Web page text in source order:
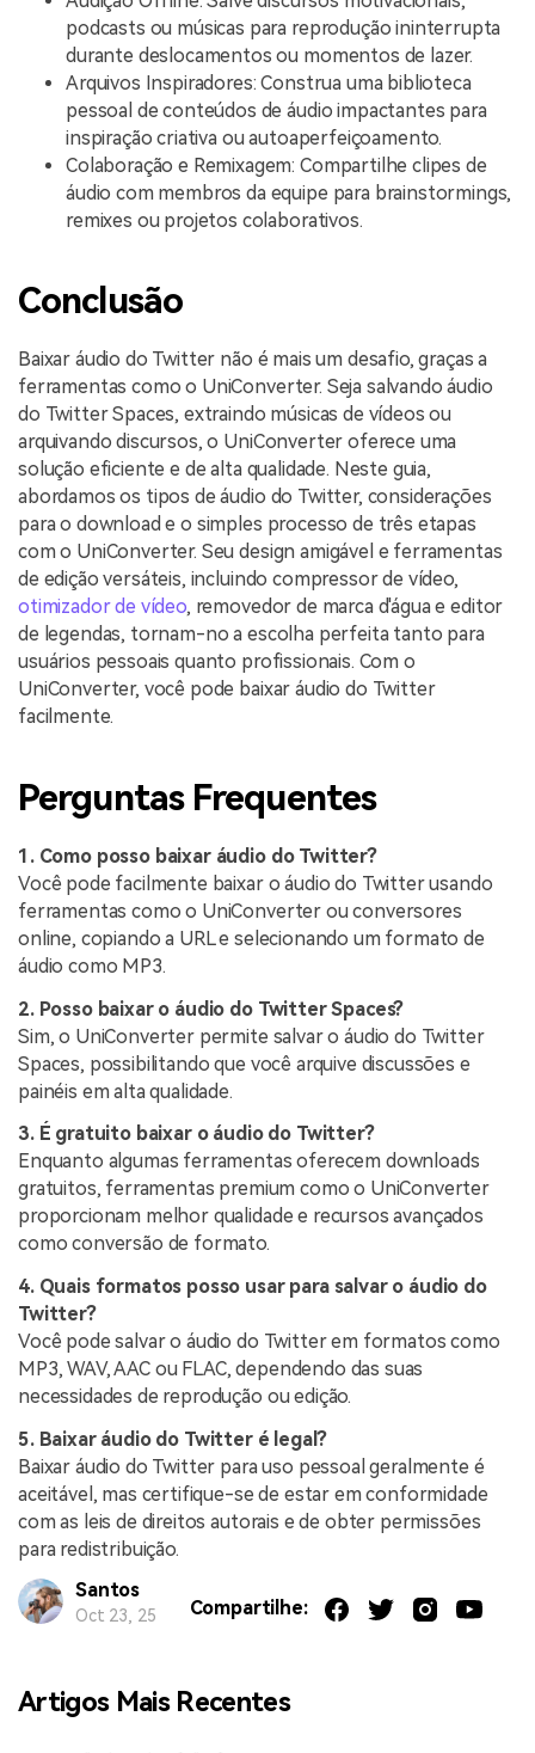
podcasts ou músicas para reprodução ininterrupta
durante deslocamentos ou momentos de lazer.
Arquivos Inspiradores: Construa uma biblioteca
pessoal de conteúdos de áudio impactantes para
inspiração criativa ou autoaperfeiçoamento.
Colaboração e Remixagem: Compartilhe clipes de
áudio com membros da equipe para brainstormings,
remixes ou projetos colaborativos.
Conclusão
Baixar áudio do Twitter não é mais um desafio, graças a
ferramentas como o UniConverter. Seja salvando áudio
do Twitter Spaces, extraindo músicas de vídeos ou
arquivando discursos, o UniConverter oferece uma
solução eficiente e de alta qualidade. Neste guia,
abordamos os tipos de áudio do Twitter, considerações
para o download e o simples processo de três etapas
com o UniConverter. Seu design amigável e ferramentas
de edição versáteis, incluindo compressor de vídeo,
otimizador de vídeo, removedor de marca d'água e editor
de legendas, tornam-no a escolha perfeita tanto para
usuários pessoais quanto profissionais. Com o
UniConverter, você pode baixar áudio do Twitter
facilmente.
Perguntas Frequentes
1. Como posso baixar áudio do Twitter?
Você pode facilmente baixar o áudio do Twitter usando
ferramentas como o UniConverter ou conversores
online, copiando a URL e selecionando um formato de
áudio como MP3.
2. Posso baixar o áudio do Twitter Spaces?
Sim, o UniConverter permite salvar o áudio do Twitter
Spaces, possibilitando que você arquive discussões e
painéis em alta qualidade.
3. É gratuito baixar o áudio do Twitter?
Enquanto algumas ferramentas oferecem downloads
gratuitos, ferramentas premium como o UniConverter
proporcionam melhor qualidade e recursos avançados
como conversão de formato.
4. Quais formatos posso usar para salvar o áudio do
Twitter?
Você pode salvar o áudio do Twitter em formatos como
MP3, WAV, AAC ou FLAC, dependendo das suas
necessidades de reprodução ou edição.
5. Baixar áudio do Twitter é legal?
Baixar áudio do Twitter para uso pessoal geralmente é
aceitável, mas certifique-se de estar em conformidade
com as leis de direitos autorais e de obter permissões
para redistribuição.
Santos
Oct 23, 25 Compartilhe:
Artigos Mais Recentes